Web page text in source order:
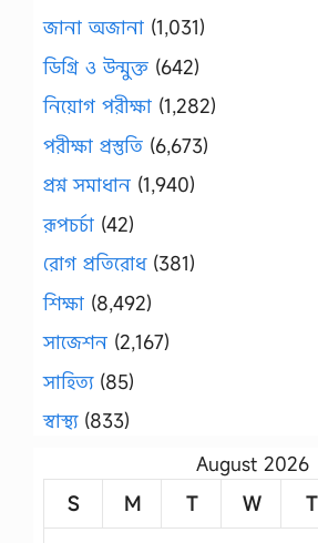
জানা অজানা (1,031)
ডিগ্রি ও উন্মুক্ত (642)
নিয়োগ পরীক্ষা (1,282)
পরীক্ষা প্রস্তুতি (6,673)
প্রশ্ন সমাধান (1,940)
রূপচর্চা (42)
রোগ প্রতিরোধ(381)
শিক্ষা (8,492)
সাজেশন (2,167)
সাহিত্য(85)
স্বাস্থ্য(833)
August 2026
S
M T W T